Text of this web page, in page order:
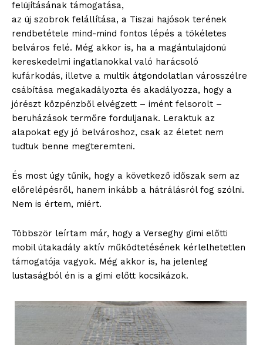
felújításának támogatása,
az új szobrok felállítása, a Tiszai hajósok terének
rendbetétele mind-mind fontos lépés a tökéletes
belváros felé. Még akkor is, ha a magántulajdonú
kereskedelmi ingatlanokkal való harácsoló
kufárkodás, illetve a multik átgondolatlan városszélre
csábítása megakadályozta és akadályozza, hogy a
jórészt közpénzből elvégzett – imént felsorolt –
beruházások termőre forduljanak. Leraktuk az
alapokat egy jó belvároshoz, csak az életet nem
tudtuk benne megteremteni.
És most úgy tűnik, hogy a következő időszak sem az
előrelépésről, hanem inkább a hátrálásról fog szólni.
Nem is értem, miért.
Többször leírtam már, hogy a Verseghy gimi előtti
mobil útakadály aktív működtetésének kérlelhetetlen
támogatója vagyok. Még akkor is, ha jelenleg
lustaságból én is a gimi előtt kocsikázok.